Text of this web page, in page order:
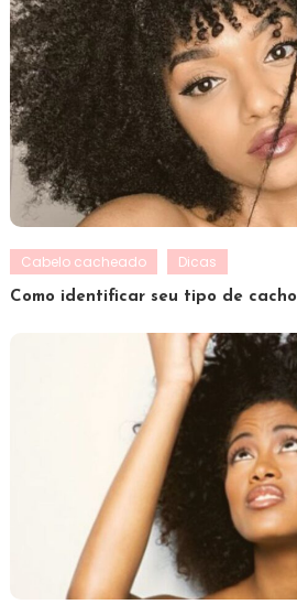
Cabelo cacheado Dicas
Como identificar seu tipo de cacho